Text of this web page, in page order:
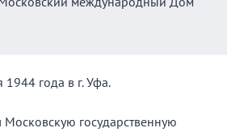
1944 года в г. Уфа.
государственную